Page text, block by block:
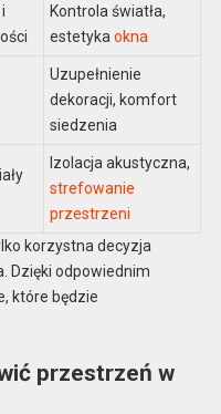
Kontrola światła,
estetyka okna
Uzupełnienie
dekoracji, komfort
siedzenia
Izolacja akustyczna,
strefowanie
przestrzeni
korzystna decyzja
Dzięki odpowiednim
które będzie
przestrzeń w